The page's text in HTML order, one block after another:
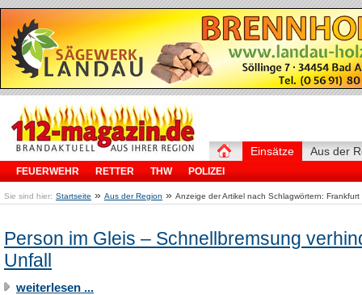
Einsätze
FEUERWEHR RETTER THW POLIZEI
Aus der
Sie sind hier: Startseite » Aus der Region » Anzeige der Artikel nach Schlagwörtern: Frankfurt
Person im Gleis – Schnellbremsung
Unfall
weiterlesen ...